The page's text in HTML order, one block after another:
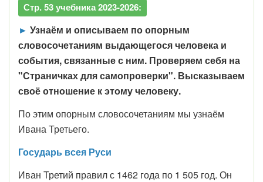
Стр. 53 учебника 2023-2026:
► Узнаём и описываем по опорным
словосочетаниям выдающегося человека и
события, связанные с ним. Проверяем себя на
"Страничках для самопроверки". Высказываем
своё отношение к этому человеку.
По этим опорным словосочетаниям мы узнаём
Ивана Третьего.
Государь всея Руси
Иван Третий правил с 1462 года по 1 505 год. Он